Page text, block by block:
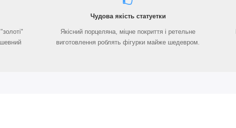
Чудова якість статуетки
Якісний порцеляна, міцне покриття і ретельне
виготовлення роблять фігурки майже шедевром.